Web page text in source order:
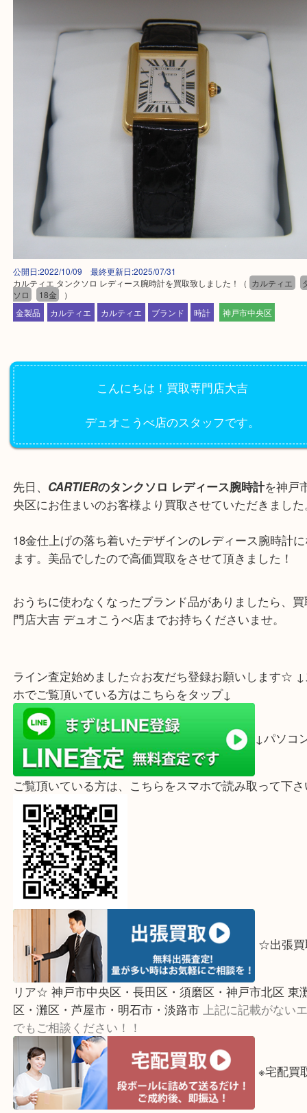
カルティエ タンクソロ レディース腕時計を買取致しました！（ カルテ
ソロ
カルティエ カルティエ ブランド 時計 神戸市中央区
デュオこうべ店のスタッフです。
央区にお住まいのお客様より買取させていただきま
おうちに使わなくなったブランド品がありましたら
門店大吉 デュオこうべ店までお持ちくださいませ。
ライン査定始めました☆お友だち登録お願いしま
ホでご覧頂いている方はこちらをタップ↓
ご覧頂いている方は、こちらをスマホで読み取っ
☆出